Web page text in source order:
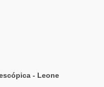
- Leone